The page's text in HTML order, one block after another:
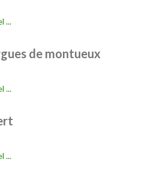
...
de montueux
...
...